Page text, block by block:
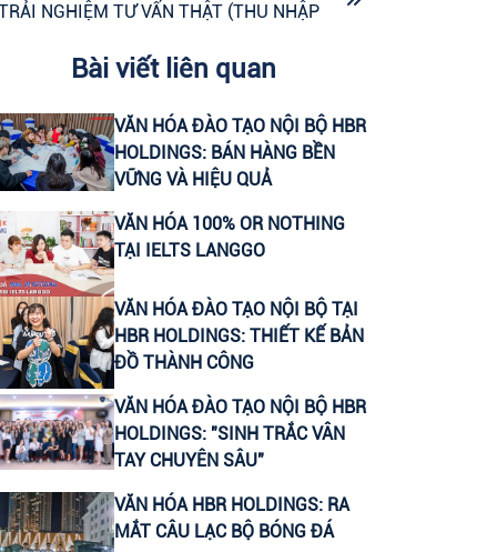
NGHIỆM TƯ VẤN THẬT (THU NHẬP
CONTENT VIRAL TIKTOK
VIÊN TƯ VẤN GIÁO DỤC (THU
UPTO 30 TRIỆU)
LEADER SALE/ TRƯỞNG NHÓM KINH
TƯ VẤN TUYỂN SINH
KIỂM TRA NĂNG LỰC TIẾNG ANH ĐẦU
CHO HỌC VIÊN
HEADTEACHER MẢNG TIẾNG ANH TRẺ EM
Bài viết liên quan
VĂN HÓA ĐÀO TẠO NỘI BỘ HBR
HOLDINGS: BÁN HÀNG BỀN
VỮNG VÀ HIỆU QUẢ
VĂN HÓA 100% OR NOTHING
TẠI IELTS LANGGO
VĂN HÓA ĐÀO TẠO NỘI BỘ TẠI
HBR HOLDINGS: THIẾT KẾ BẢN
ĐỒ THÀNH CÔNG
VĂN HÓA ĐÀO TẠO NỘI BỘ HBR
HOLDINGS: "SINH TRẮC VÂN
TAY CHUYÊN SÂU"
VĂN HÓA HBR HOLDINGS: RA
MẮT CÂU LẠC BỘ BÓNG ĐÁ